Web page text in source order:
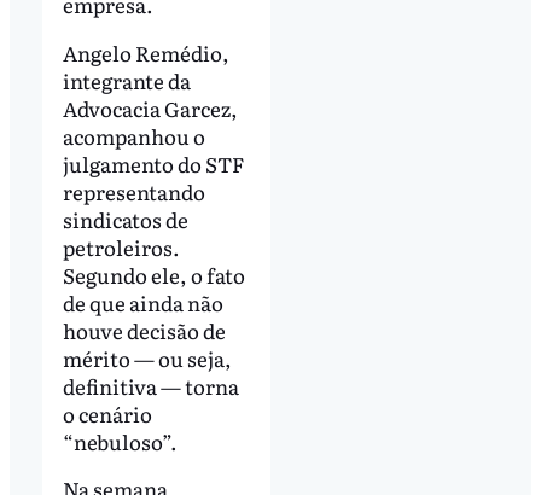
Angelo Remédio,
integrante da
Advocacia Garcez,
acompanhou o
julgamento do STF
representando
sindicatos de
petroleiros.
Segundo ele, o fato
de que ainda não
houve decisão de
mérito — ou seja,
definitiva — torna
o cenário
“nebuloso”.
Na semana